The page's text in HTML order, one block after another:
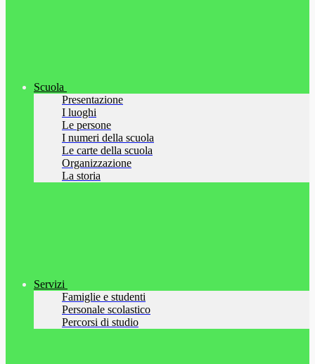
Scuola
Presentazione
I luoghi
Le persone
I numeri della scuola
Le carte della scuola
Organizzazione
La storia
Servizi
Famiglie e studenti
Personale scolastico
Percorsi di studio